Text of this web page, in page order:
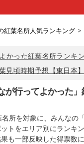
紅葉名所人気ランキング
かった紅葉名所ランキ
見頃時期予想【東日本
が行ってよかった
所を対象に、みんなの
トをエリア別にランキ
も一部反映した得票数